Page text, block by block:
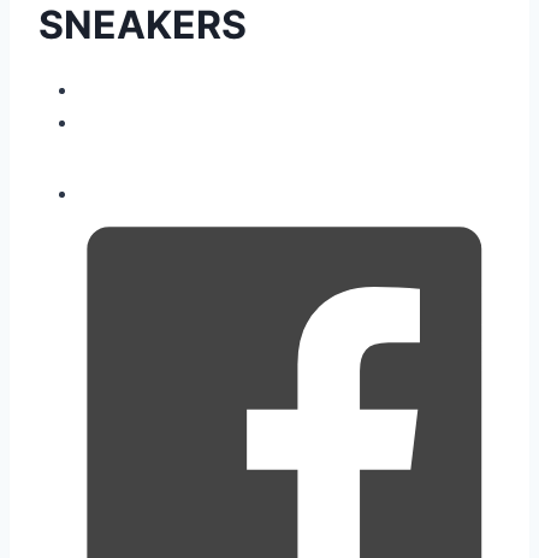
SNEAKERS